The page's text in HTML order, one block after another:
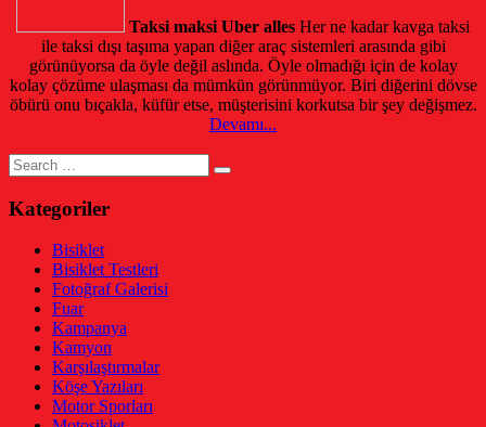
Taksi maksi Uber alles Her ne kadar kavga taksi
ile taksi dışı taşıma yapan diğer araç sistemleri arasında gibi
görünüyorsa da öyle değil aslında. Öyle olmadığı için de kolay
kolay çözüme ulaşması da mümkün görünmüyor. Biri diğerini dövse
öbürü onu bıçakla, küfür etse, müşterisini korkutsa bir şey değişmez.
Devamı...
Search
for:
Kategoriler
Bisiklet
Bisiklet Testleri
Fotoğraf Galerisi
Fuar
Kampanya
Kamyon
Karşılaştırmalar
Köşe Yazıları
Motor Sporları